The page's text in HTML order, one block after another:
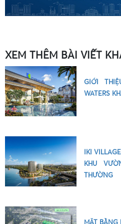
•
XEM THÊM BÀI VIẾT
GIỚI
WATERS
IKI
KHU
THƯỜNG
MẶT BẰNG